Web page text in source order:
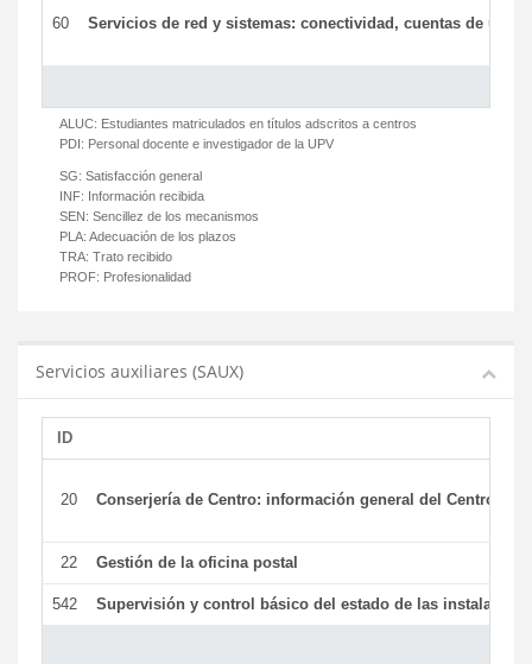
60 Servicios de red y sistemas: conectividad, cuentas de
ALUC: Estudiantes matriculados en títulos adscritos a centros
PDI: Personal docente e investigador de la UPV
SG: Satisfacción general
INF: Información recibida
SEN: Sencillez de los mecanismos
PLA: Adecuación de los plazos
TRA: Trato recibido
PROF: Profesionalidad
Servicios auxiliares (SAUX)
ID
20 Conserjería de Centro: información general del Centro y
22 Gestión de la oficina postal
542 Supervisión y control básico del estado de las